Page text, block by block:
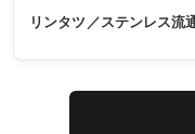
リンタツ／ステンレス流